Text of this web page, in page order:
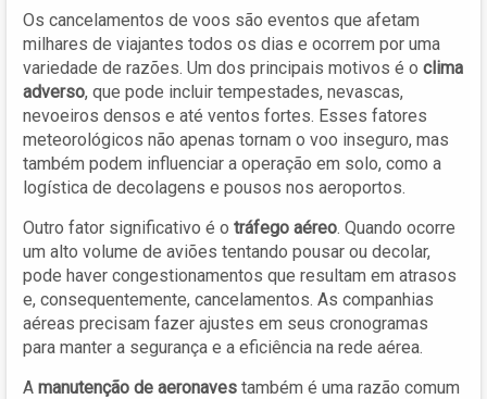
Os cancelamentos de voos são eventos que afetam
milhares de viajantes todos os dias e ocorrem por uma
variedade de razões. Um dos principais motivos é o clima
adverso, que pode incluir tempestades, nevascas,
nevoeiros densos e até ventos fortes. Esses fatores
meteorológicos não apenas tornam o voo inseguro, mas
também podem influenciar a operação em solo, como a
logística de decolagens e pousos nos aeroportos.
Outro fator significativo é o tráfego aéreo. Quando ocorre
um alto volume de aviões tentando pousar ou decolar,
pode haver congestionamentos que resultam em atrasos
e, consequentemente, cancelamentos. As companhias
aéreas precisam fazer ajustes em seus cronogramas
para manter a segurança e a eficiência na rede aérea.
A manutenção de aeronaves também é uma razão comum